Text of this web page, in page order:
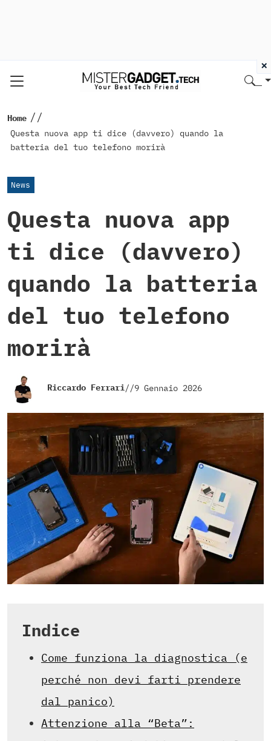
Home //
Questa nuova app ti dice (davvero) quando la
batteria del tuo telefono morirà
News
Questa nuova app
ti dice (davvero)
quando la batteria
del tuo telefono
morirà
Riccardo Ferrari//9 Gennaio 2026
Indice
Come funziona la diagnostica (e
perché non devi farti prendere
dal panico)
Attenzione alla “Beta”:
×